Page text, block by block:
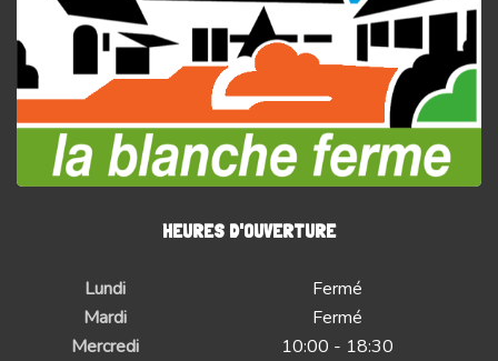
HEURES D'OUVERTURE
Lundi
Fermé
Mardi
Fermé
Mercredi
10:00 - 18:30